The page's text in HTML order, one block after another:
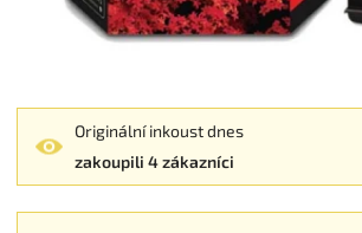
Originální inkoust dnes
zakoupili 4 zákazníci